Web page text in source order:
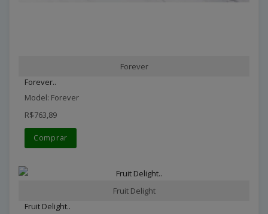
Forever
Forever..
Model: Forever
R$763,89
Comprar
Fruit Delight
Fruit Delight..